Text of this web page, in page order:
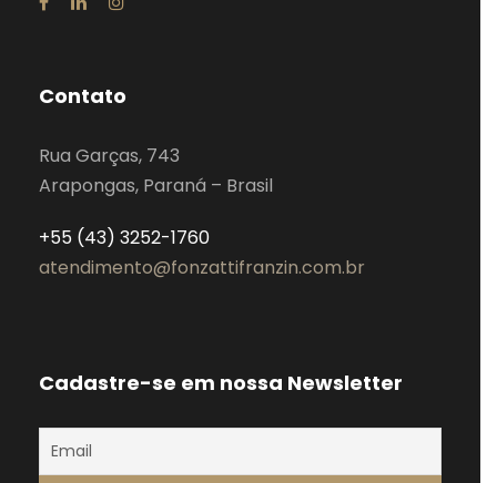
Contato
Rua Garças, 743
Arapongas, Paraná – Brasil
+55 (43) 3252-1760
atendimento@fonzattifranzin.com.br
Cadastre-se em nossa Newsletter